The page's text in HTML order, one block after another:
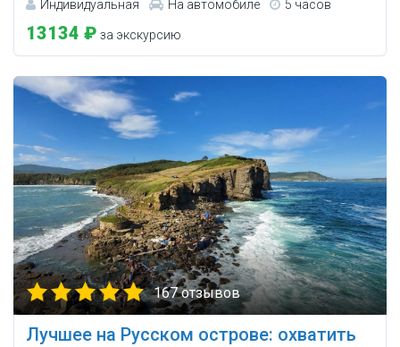
Индивидуальная На автомобиле 5 часов
13134 ₽ за экскурсию
167 отзывов
Лучшее на Русском острове: охватить